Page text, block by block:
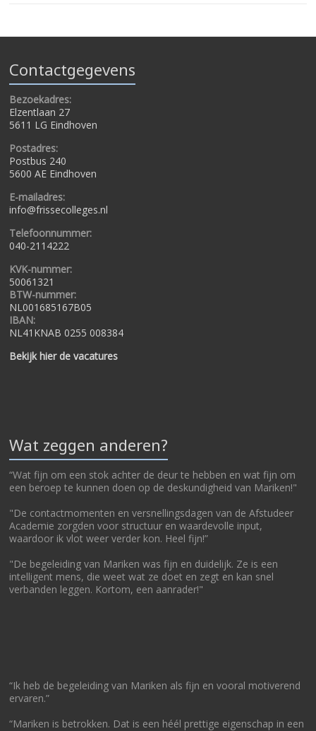
Contactgegevens
Bezoekadres:
Elzentlaan 27
5611 LG Eindhoven
Postadres:
Postbus 240
5600 AE Eindhoven
E-mailadres:
info@frissecolleges.nl
Telefoonnummer:
040-2114222
KVK-nummer:
50061321
BTW-nummer:
NL001685167B05
IBAN:
NL41KNAB 0255 008384
Bekijk hier de vacatures
Wat zeggen anderen?
“Wat fijn om een stok achter de deur te hebben en wat fijn om
een beroep te kunnen doen op de deskundigheid van Mariken!"
"De contactmomenten en versnellingsdagen van de Afstudeer
Academie zorgden voor structuur en waardevolle input,
waardoor ik vlot weer verder kon. Heel fijn!”
"De begeleiding van Mariken was fijn en duidelijk. Ze is een
intelligent mens, die weet wat ze doet en zegt en kan snel
verbanden leggen. Kortom, een aanrader!"
“Ik heb de begeleiding van Mariken als fijn en vooral motiverend
ervaren.”
“Mariken is betrokken. Dat is een héél prettige eigenschap in een